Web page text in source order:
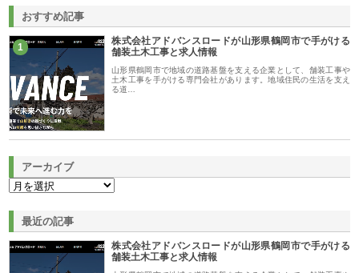
おすすめ記事
1
株式会社アドバンスロードが山形県鶴岡市で手がける
舗装土木工事と求人情報
山形県鶴岡市で地域の道路基盤を支える企業として、舗装工事や
土木工事を手がける専門会社があります。地域住民の生活を支え
る道…
アーカイブ
最近の記事
株式会社アドバンスロードが山形県鶴岡市で手がける
舗装土木工事と求人情報